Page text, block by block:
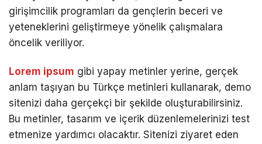
girişimcilik programları da gençlerin beceri ve
yeteneklerini geliştirmeye yönelik çalışmalara
öncelik veriliyor.
Lorem ipsum gibi yapay metinler yerine, gerçek
anlam taşıyan bu Türkçe metinleri kullanarak, demo
sitenizi daha gerçekçi bir şekilde oluşturabilirsiniz.
Bu metinler, tasarım ve içerik düzenlemelerinizi test
etmenize yardımcı olacaktır. Sitenizi ziyaret eden